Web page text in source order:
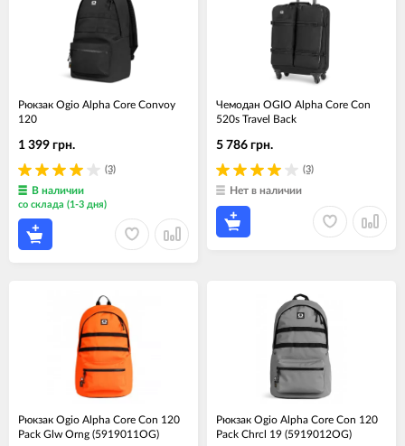
Рюкзак Ogio Alpha Core Convoy
120
(3)
1 399 грн.
В наличии
со склада (1-3 дня)
Чемодан OGIO Alpha Core Con
520s Travel Back
(3)
5 786 грн.
Нет в наличии
Рюкзак Ogio Alpha Core Con 120
Pack Glw Orng (5919011OG)
Рюкзак Ogio Alpha Core Con 120
Pack Chrcl 19 (5919012OG)